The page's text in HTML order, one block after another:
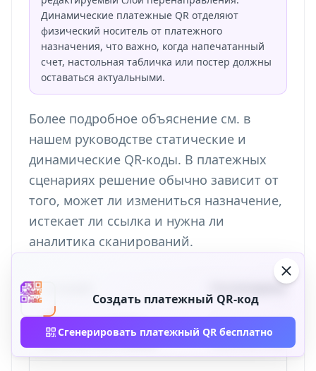
Динамические платежные QR отделяют
физический носитель от платежного
назначения, что важно, когда напечатанный
счет, настольная табличка или постер должны
оставаться актуальными.
Более подробное объяснение см. в
нашем руководстве статические и
динамические QR-коды. В платежных
сценариях решение обычно зависит от
того, может ли измениться назначение,
истекает ли ссылка и нужна ли
аналитика сканирований.
Ситуация Рекомендуемый
Повседневный P2P с
друзьями или семьей
Используйте QR-
кошелька, если не
Создать платежный QR-код
Сгенерировать платежный QR бесплатно